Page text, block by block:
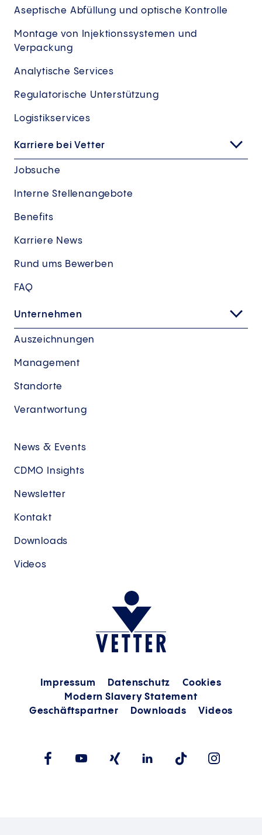
Aseptische Abfüllung und optische Kontrolle
Montage von Injektionssystemen und
Verpackung
Analytische Services
Regulatorische Unterstützung
Logistikservices
Karriere bei Vetter
Jobsuche
Interne Stellenangebote
Benefits
Karriere News
Rund ums Bewerben
FAQ
Unternehmen
Auszeichnungen
Management
Standorte
Verantwortung
News & Events
CDMO Insights
Newsletter
Kontakt
Downloads
Videos
Impressum Datenschutz
Cookies
Modern Slavery Statement
Geschäftspartner
Downloads Videos